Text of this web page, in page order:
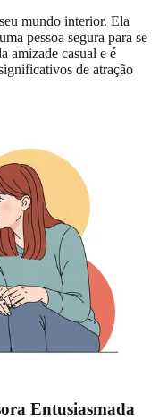
mundo interior. Ela
pessoa segura para se
amizade casual e é
de atração
Entusiasmada